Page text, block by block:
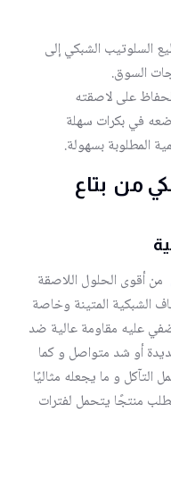
السلوتيب الشبكي إلى
السوق.
على لاصقته
في بكرات سهلة
المطلوبة بسهولة.
من بتاع
من أقوى الحلول اللاصقة
الشبكية المتينة وخاصة
عليه مقاومة عالية ضد
أو شد متواصل و كما
و ما يجعله مثاليًا
منتجًا يتحمل لفترات